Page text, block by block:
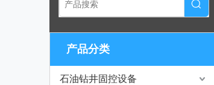
产品分类
石油钻井固控设备